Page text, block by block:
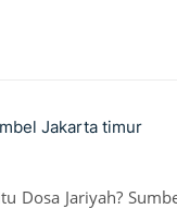
Dosa Jariyah?